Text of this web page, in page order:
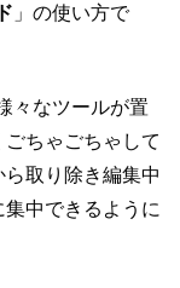
」の使い方で
々なツールが置
ちゃごちゃして
取り除き編集中
中できるように